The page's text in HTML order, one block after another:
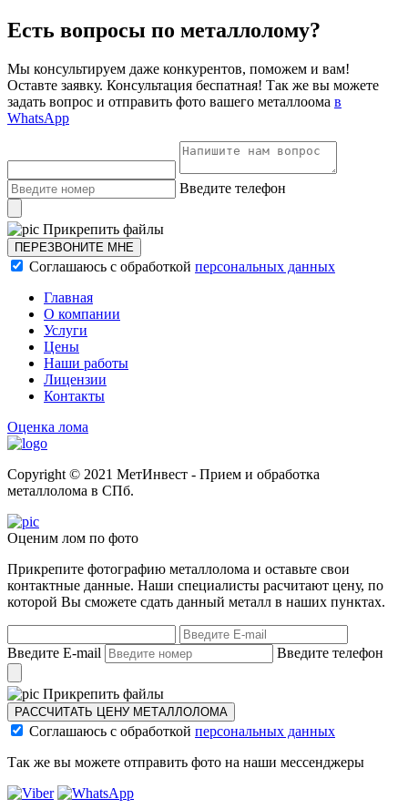
Есть вопросы по металлолому?
Мы консультируем даже конкурентов, поможем и вам!
Оставте заявку. Консультация беспатная! Так же вы можете
задать вопрос и отправить фото вашего металлоома в
WhatsApp
Введите телефон
Прикрепить файлы
ПЕРЕЗВОНИТЕ МНЕ
Соглашаюсь с обработкой персональных данных
Главная
О компании
Услуги
Цены
Наши работы
Лицензии
Контакты
Оценка лома
Copyright © 2021 МетИнвест - Прием и обработка
металлолома в СПб.
Оценим лом по фото
Прикрепите фотографию металлолома и оставьте свои
контактные данные. Наши специалисты расчитают цену, по
которой Вы сможете сдать данный металл в наших пунктах.
Введите E-mail Введите телефон
Прикрепить файлы
РАССЧИТАТЬ ЦЕНУ МЕТАЛЛОЛОМА
Соглашаюсь с обработкой персональных данных
Так же вы можете отправить фото на наши мессенджеры